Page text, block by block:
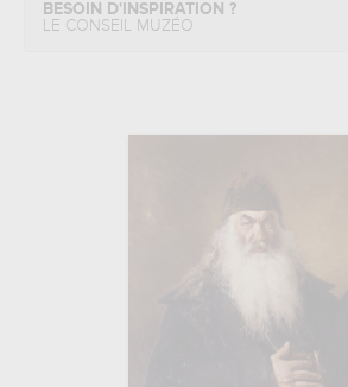
BESOIN D'INSPIRATION ?
LE CONSEIL MUZÉO